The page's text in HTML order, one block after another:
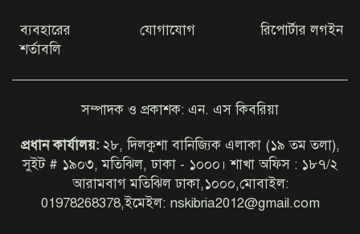
নিষেধাজ্ঞা
পর্যটন কেন্দ্র, লাগবে না টিকিট
কানাইঘাটে টানা ৫৫ বছর মুহতামিমের
ব্যবহারের
শর্তাবলি
যোগাযোগ রিপোর্টার লগইন
সম্পাদক ও প্রকাশক: এন. এস কিবরিয়া
প্রধান কার্যালয়:২৮, দিলকুশা বানিজ্যিক এলাকা (১৯ তম তলা),
সুইট # ১৯০৩, মতিঝিল, ঢাকা - ১০০০। শাখা অফিস : ১৮৭/২
আরামবাগ মতিঝিল ঢাকা,১০০০,মোবাইল:
01978268378,ইমেইল: nskibria2012@gmail.com